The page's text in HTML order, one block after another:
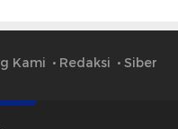
Kami Redaksi Siber